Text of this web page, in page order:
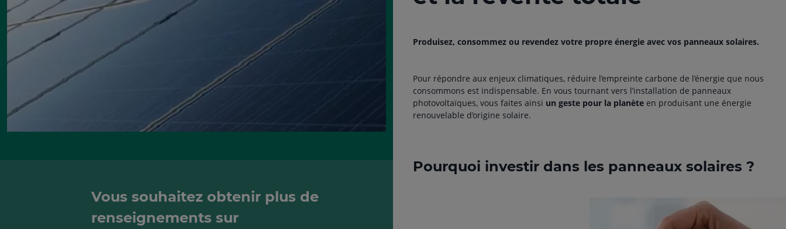
Produisez, consommez ou revendez votre propre énergie avec vos panneaux solaires.
Pour répondre aux enjeux climatiques, réduire l’empreinte carbone de l’énergie que nous
consommons est indispensable. En vous tournant vers l’installation de panneaux
photovoltaïques, vous faites ainsi un geste pour la planèteen produisant une énergie
renouvelable d’origine solaire.
Pourquoi investir dans les panneaux solaires ?
Vous souhaitez obtenir plus de
renseignements sur